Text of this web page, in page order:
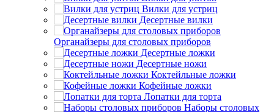
Вилки для устриц
Десертные вилки
Органайзеры для столовых приборов
Десертные ложки
Десертные ножи
Коктейльные ложки
Кофейные ложки
Лопатки для торта
Наборы столовых